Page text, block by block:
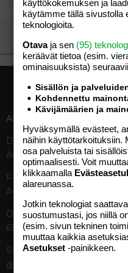
ASIAKASPALVELU
Digipalvelut (09) 156 6227
Avoinna ma–pe 8–19
Painettu lehti (09) 156 665
Avoinna ma–pe 8–19
Otavamedian vaihde (09)
61
Sähköposti (digi)
digi@otavamedia.fi
käyttökokemuksen ja
käytämme tällä sivustolla
teknologioita.
Otavaja sen (95)
keräävät tietoa (esim.
ominaisuuk­sista)
Sisällön ja
Kohdennettu
Kävijämäärien ja
Hyväksymällä evästeet,
näihin käyttötarkoituksiin.
osa palveluista tai
optimaalisesti. Voit
klikkaamalla
alareunassa.
Jotkin teknologiat
suostumustasi, jos niillä
(esim. sivun tekninen
muuttaa kaikkia
Asetukset -painikkeen.